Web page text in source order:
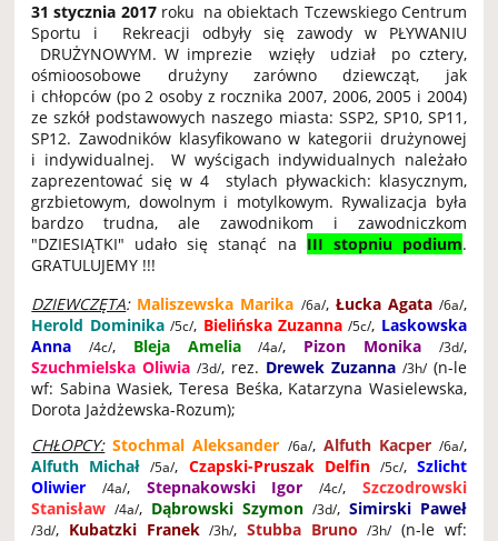
31 stycznia 2017roku na obiektach Tczewskiego Centrum
Sportu i Rekreacji odbyły się zawody w PŁYWANIU
DRUŻYNOWYM. W imprezie wzięły udział po cztery,
ośmioosobowe drużyny zarówno dziewcząt, jak
i chłopców (po 2 osoby z rocznika 2007, 2006, 2005 i 2004)
ze szkół podstawowych naszego miasta: SSP2, SP10, SP11,
SP12. Zawodników klasyfikowano w kategorii drużynowej
i indywidualnej. W wyścigach indywidualnych należało
zaprezentować się w 4 stylach pływackich: klasycznym,
grzbietowym, dowolnym i motylkowym. Rywalizacja była
bardzo trudna, ale zawodnikom i zawodniczkom
"DZIESIĄTKI" udało się stanąć na III stopniu podium.
GRATULUJEMY !!!
DZIEWCZĘTA: Maliszewska Marika /6a/, Łucka Agata /6a/,
Herold Dominika /5c/, Bielińska Zuzanna /5c/, Laskowska
Anna
/4c/, Bleja Amelia /4a/, Pizon Monika /3d/,
Szuchmielska Oliwia /3d/, rez. Drewek Zuzanna /3h/(n-le
wf: Sabina Wasiek, Teresa Beśka, Katarzyna Wasielewska,
Dorota Jażdżewska-Rozum);
CHŁOPCY: Stochmal Aleksander /6a/, Alfuth Kacper /6a/,
Alfuth Michał /5a/, Czapski-Pruszak Delfin /5c/, Szlicht
Oliwier
/4a/, Stepnakowski Igor /4c/, Szczodrowski
Stanisław /4a/, Dąbrowski Szymon /3d/, Simirski Paweł
/3d/, Kubatzki Franek /3h/,Stubba Bruno /3h/(n-le wf: